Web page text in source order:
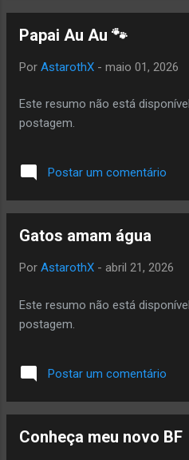
Papai Au Au 🐾
Por AstarothX - maio 01, 2026
Este resumo não está
postagem.
Postar um comentário
Gatos amam água
Por AstarothX - abril 21, 2026
Este resumo não está
postagem.
Postar um comentário
Conheça meu novo BF